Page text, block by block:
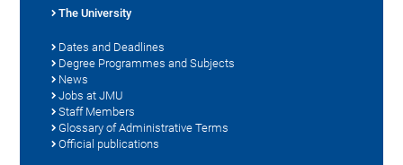
The University
Dates and Deadlines
Degree Programmes and Subjects
News
Jobs at JMU
Staff Members
Glossary of Administrative Terms
Official publications